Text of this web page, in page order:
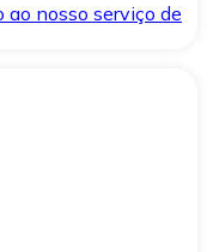
nosso serviço de